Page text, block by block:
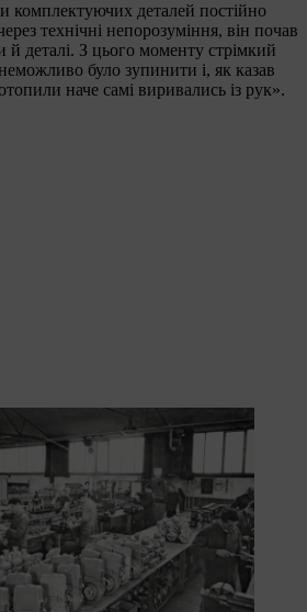
комплектуючих деталей постійно
технічні непорозуміння, він почав
й деталі. З цього моменту стрімкий
було зупинити і, як казав
наче самі виривались із рук».